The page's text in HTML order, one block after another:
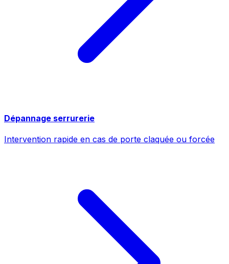
Dépannage serrurerie
Intervention rapide en cas de porte claquée ou forcée